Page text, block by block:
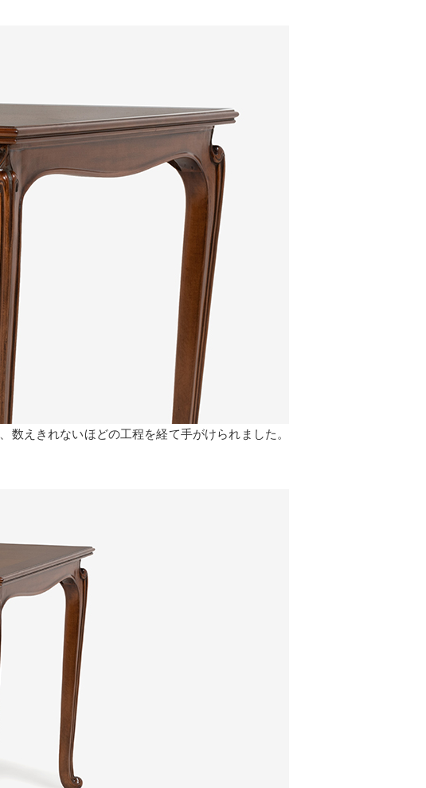
えきれないほどの工程を経て手がけられました。